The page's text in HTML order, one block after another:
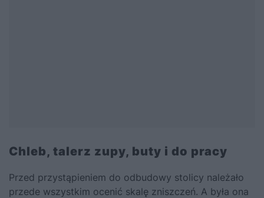
Chleb, talerz zupy, buty i do pracy
Przed przystąpieniem do odbudowy stolicy należało
przede wszystkim ocenić skalę zniszczeń. A była ona